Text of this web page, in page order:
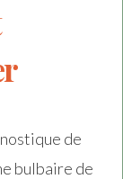
de
bulbaire de